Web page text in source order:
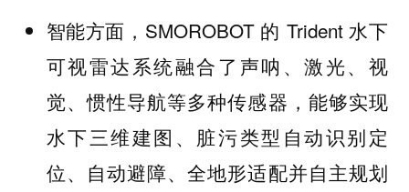
智能方面，SMOROBOT 的 Trident 水下
可视雷达系统融合了声呐、激光、视
觉、惯性导航等多种传感器，能够实现
水下三维建图、脏污类型自动识别定
位、自动避障、全地形适配并自主规划